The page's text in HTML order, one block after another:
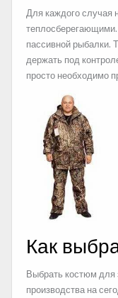
Для каждого случая
пассивной рыбалки.
держать под
просто необходимо
Как
Выбрать костюм для
производства на